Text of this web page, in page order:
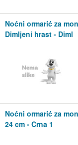
Noćni ormarić za
Dimljeni hrast - Diml
Noćni ormarić za
24 cm - Crna 1